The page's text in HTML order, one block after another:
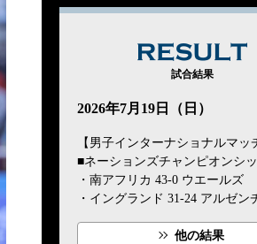
試合結果
2026年7月19日（日）
【男子インターナショナルマッ
■ネーションズチャンピオンシ
・南アフリカ 43-0 ウエールズ
・イングランド 31-24 アルゼン
他の結果